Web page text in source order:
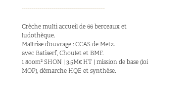
------------------------------------------
Crèche multi accueil de 66 berceaux et
ludothèque.
Maîtrise d’ouvrage : CCAS de Metz.
avec Batiserf, Choulet et BMF.
1 800m² SHON | 3.5M€ HT | mission de base (loi
MOP), démarche HQE et synthèse.